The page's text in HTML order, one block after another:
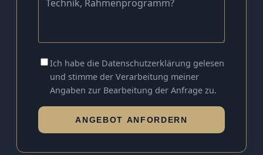
Ich habe die Datenschutzerklärung gelesen
und stimme der Verarbeitung meiner
Angaben zur Bearbeitung der Anfrage zu.
ANGEBOT ANFORDERN